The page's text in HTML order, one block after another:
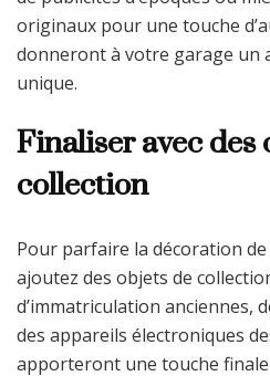
originaux pour une touche
donneront à votre garage un
unique.
Finaliser avec
collection
Pour parfaire la décoration
ajoutez des objets de
d’immatriculation anciennes,
des appareils électroniques
apporteront une touche